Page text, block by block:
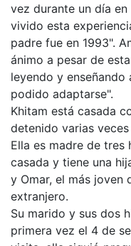
vez durante un día
vivido esta
padre fue en 1993".
ánimo a pesar de
leyendo y enseñando
podido adaptarse".
Khitam está casada
detenido varias
Ella es madre de tres
casada y tiene una
y Omar, el más joven
extranjero.
Su marido y sus dos
primera vez el 4 de